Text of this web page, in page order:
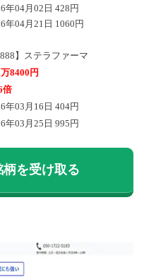
年04月02日 428円
年04月21日 1060円
】ステラファーマ
8400円
倍
年03月16日 404円
年03月25日 995円
を受け取る